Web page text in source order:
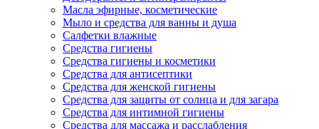
Масла эфирные, косметические
Мыло и средства для ванны и душа
Салфетки влажные
Средства гигиены
Средства гигиены и косметики
Средства для антисептики
Средства для женской гигиены
Средства для защиты от солнца и для загара
Средства для интимной гигиены
Средства для массажа и расслабления